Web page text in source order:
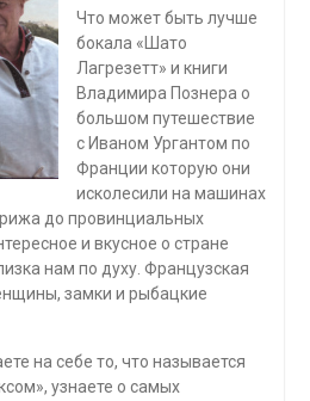
Что может быть лучше
бокала «Шато
Лагрезетт» и книги
Владимира Познера о
большом путешествие
с Иваном Ургантом по
Франции которую они
исколесили на машинах
до провинциальных
и вкусное о стране
нам по духу. Французская
замки и рыбацкие
на себе то, что называется
узнаете о самых